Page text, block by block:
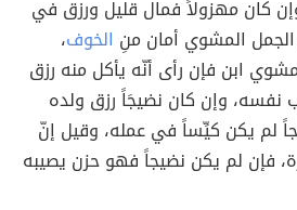
كان مهزولاً فمال قليل ورزق في
المشوي أمان منِ الخوف،
ابن فإن رأى أنّه يأكل منه رزق
نفسه، وإن كان نضيجَاً رزق ولده
لم يكن كيِّساً في عمله، وقيل إنّ
فإن لم يكن نضيجاً فهو حزن يصيبه